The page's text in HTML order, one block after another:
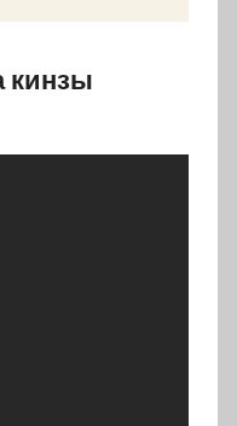
кинзы